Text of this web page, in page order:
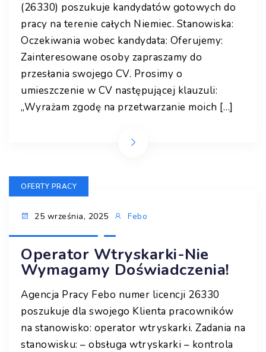
(26330) poszukuje kandydatów gotowych do
pracy na terenie całych Niemiec. Stanowiska:
Oczekiwania wobec kandydata: Oferujemy:
Zainteresowane osoby zapraszamy do
przesłania swojego CV. Prosimy o
umieszczenie w CV następującej klauzuli:
„Wyrażam zgodę na przetwarzanie moich […]
OFERTY PRACY
25 września, 2025 Febo
Operator Wtryskarki-Nie
Wymagamy Doświadczenia!
Agencja Pracy Febo numer licencji 26330
poszukuje dla swojego Klienta pracowników
na stanowisko: operator wtryskarki. Zadania na
stanowisku: – obsługa wtryskarki – kontrola